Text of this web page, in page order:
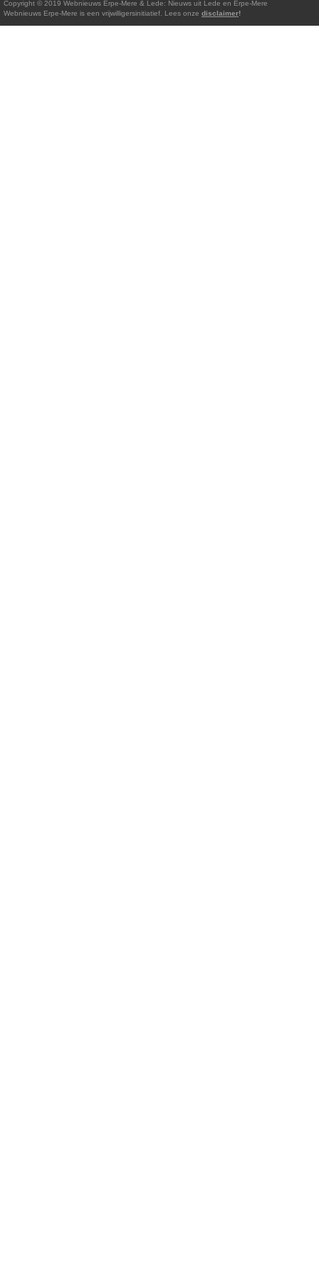
Copyright © 2019 Webnieuws Erpe-Mere & Lede: Nieuws uit Lede en Erpe-Mere
Webnieuws Erpe-Mere is een vrijwilligersinitiatief. Lees onze disclaimer!